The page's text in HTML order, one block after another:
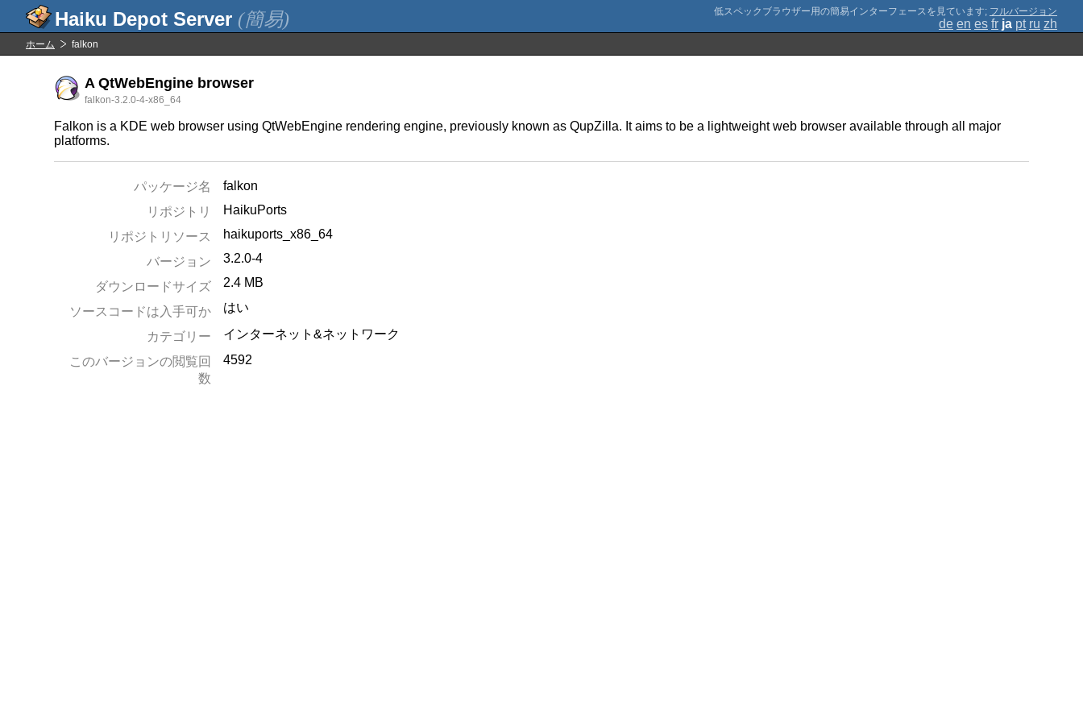
(簡易) ; フルバージョン
de en es fr ja pt ru zh
ホーム falkon
A QtWebEngine browser
falkon-3.2.0-4-x86_64
Falkon is a KDE web browser using QtWebEngine rendering engine, previously known as QupZilla. It aims to be a lightweight web browser available through all major
platforms.
パッケージ名
falkon
リポジトリ
HaikuPorts
リポジトリソース
haikuports_x86_64
バージョン
3.2.0-4
ダウンロードサイズ 2.4 MB
ソースコードは入手可か はい
カテゴリー
インターネット&ネットワーク
このバージョンの閲覧回
数
4592